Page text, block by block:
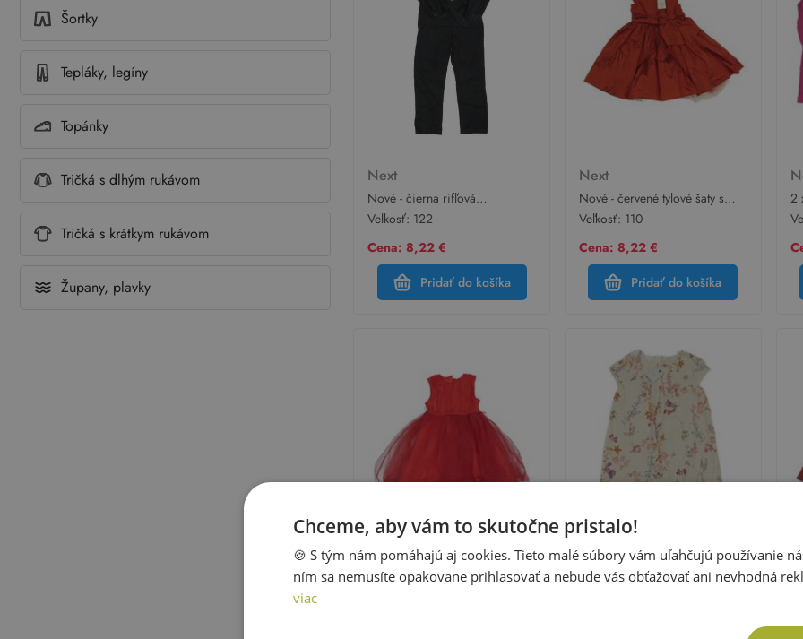
Šortky
Tepláky, legíny
Topánky
Tričká s dlhým rukávom
Tričká s krátkym rukávom
Župany, plavky
Next
Nové - čierna rifľová
kombinéza s golierikom a
Veľkosť: 122
Cena: 8,22 €
Pridať do košíka
Next
Nové - červené tylové šaty s
mašlou Next
Veľkosť: 110
Cena: 8,22 €
Pridať do košíka
2
Next Next
Chceme, aby vám to skutočne pristalo!
🍪 S tým nám pomáhajú aj cookies. Tieto malé súbory vám uľahčujú používanie
ním sa nemusíte opakovane prihlasovať a nebude vás obťažovať ani nevhodná
viac